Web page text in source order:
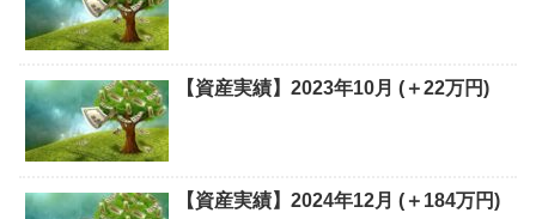
【資産実績】2023年10月 (＋22万円)
【資産実績】2024年12月 (＋184万円)